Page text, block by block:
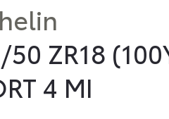
ZR18
4 MI